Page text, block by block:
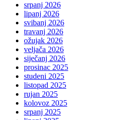
srpanj 2026
lipanj 2026
svibanj 2026
travanj 2026
ožujak 2026
veljača 2026
siječanj 2026
prosinac 2025
studeni 2025
listopad 2025
rujan 2025
kolovoz 2025
srpanj 2025